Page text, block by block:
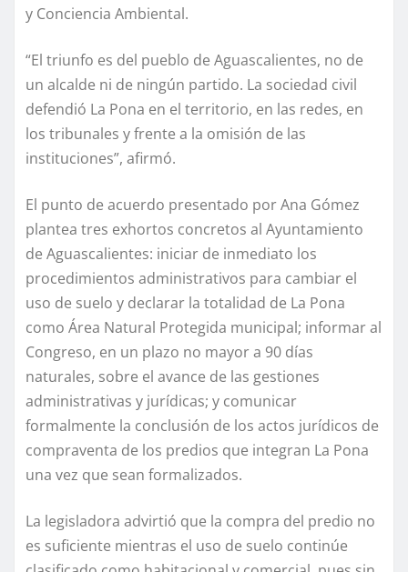
y Conciencia Ambiental.
“El triunfo es del pueblo de Aguascalientes, no de
un alcalde ni de ningún partido. La sociedad civil
defendió La Pona en el territorio, en las redes, en
los tribunales y frente a la omisión de las
instituciones”, afirmó.
El punto de acuerdo presentado por Ana Gómez
plantea tres exhortos concretos al Ayuntamiento
de Aguascalientes: iniciar de inmediato los
procedimientos administrativos para cambiar el
uso de suelo y declarar la totalidad de La Pona
como Área Natural Protegida municipal; informar al
Congreso, en un plazo no mayor a 90 días
naturales, sobre el avance de las gestiones
administrativas y jurídicas; y comunicar
formalmente la conclusión de los actos jurídicos de
compraventa de los predios que integran La Pona
una vez que sean formalizados.
La legisladora advirtió que la compra del predio no
es suficiente mientras el uso de suelo continúe